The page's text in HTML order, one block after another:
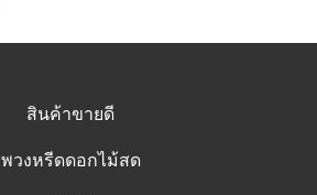
สินค้าขายดี
พวงหรีดดอกไม้สด